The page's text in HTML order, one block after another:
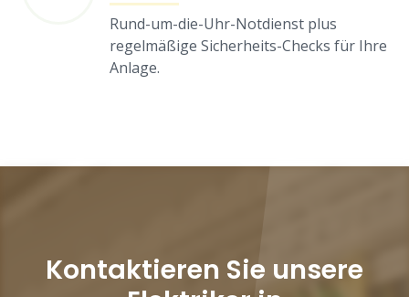
Rund-um-die-Uhr-Notdienst plus
regelmäßige Sicherheits-Checks für Ihre
Anlage.
Kontaktieren Sie unsere